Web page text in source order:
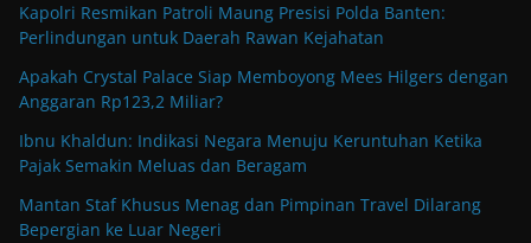
Kapolri Resmikan Patroli Maung Presisi Polda Banten:
Perlindungan untuk Daerah Rawan Kejahatan
Apakah Crystal Palace Siap Memboyong Mees Hilgers dengan
Anggaran Rp123,2 Miliar?
Ibnu Khaldun: Indikasi Negara Menuju Keruntuhan Ketika
Pajak Semakin Meluas dan Beragam
Mantan Staf Khusus Menag dan Pimpinan Travel Dilarang
Bepergian ke Luar Negeri